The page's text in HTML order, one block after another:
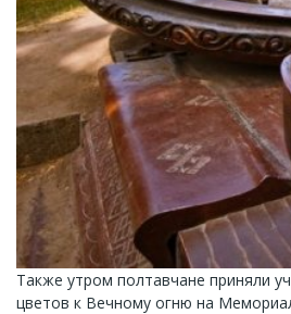
Также утром полтавчане приняли
цветов к Вечному огню на